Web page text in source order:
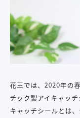
花王では、2020年の
チック製アイキャッ
キャッチシールとは